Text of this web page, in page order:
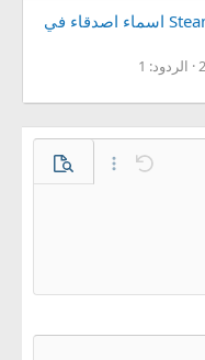
طريقة اضافة الاصدقاء على سيتم Steam اسماء اصدقاء في
الردود: 1
تراجع خيارات إضافية…
معاينة
عنوان 2
عنوان 3